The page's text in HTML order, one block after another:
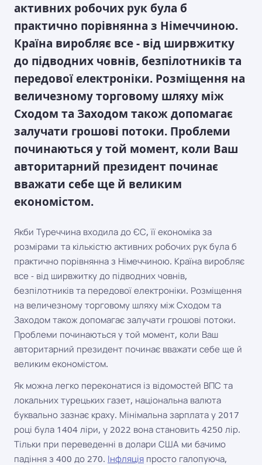
активних робочих рук була б
практично порівнянна з Німеччиною.
Країна виробляє все - від ширвжитку
до підводних човнів, безпілотників та
передової електроніки. Розміщення на
величезному торговому шляху між
Сходом та Заходом також допомагає
залучати грошові потоки. Проблеми
починаються у той момент, коли Ваш
авторитарний президент починає
вважати себе ще й великим
економістом.
Якби Туреччина входила до ЄС, її економіка за
розмірами та кількістю активних робочих рук була б
практично порівнянна з Німеччиною. Країна виробляє
все - від ширвжитку до підводних човнів,
безпілотників та передової електроніки. Розміщення
на величезному торговому шляху між Сходом та
Заходом також допомагає залучати грошові потоки.
Проблеми починаються у той момент, коли Ваш
авторитарний президент починає вважати себе ще й
великим економістом.
Як можна легко переконатися із відомостей ВПС та
локальних турецьких газет, національна валюта
буквально зазнає краху. Мінімальна зарплата у 2017
році була 1404 ліри, у 2022 вона становить 4250 лір.
Тільки при переведенні в долари США ми бачимо
падіння з 400 до 270. Інфляція просто галопуюча,